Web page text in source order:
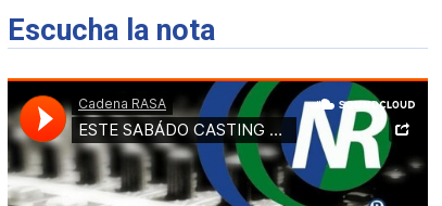
Escucha la nota